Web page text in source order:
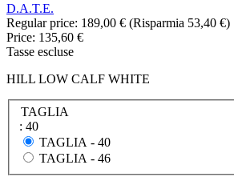
D.A.T.E.
Regular price: 189,00 € (Risparmia 53,40 €)
Price: 135,60 €
Tasse escluse
HILL LOW CALF WHITE
TAGLIA
: 40
TAGLIA - 40
TAGLIA - 46